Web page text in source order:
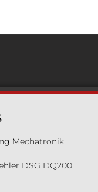
Mechatronik
DSG DQ200